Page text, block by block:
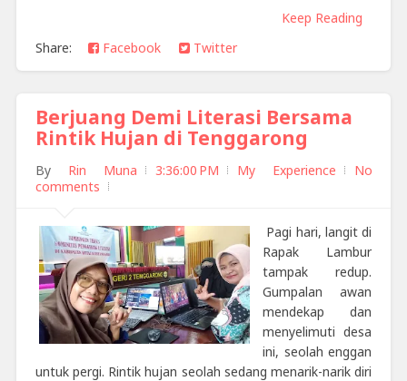
Keep Reading
Share:
Facebook Twitter
Berjuang Demi Literasi Bersama
Rintik Hujan di Tenggarong
By Rin Muna 3:36:00 PM My Experience
No
comments
Pagi hari, langit di
Rapak Lambur
tampak redup.
Gumpalan awan
mendekap dan
menyelimuti desa
ini, seolah enggan
untuk pergi. Rintik hujan seolah sedang menarik-narik diri